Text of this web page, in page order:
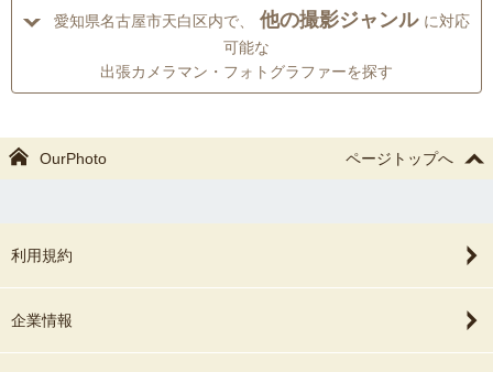
愛知県名古屋市天白区内で、 他の撮影ジャンル に対応
可能な
出張カメラマン・フォトグラファーを探す
OurPhoto ページトップへ
利用規約
企業情報